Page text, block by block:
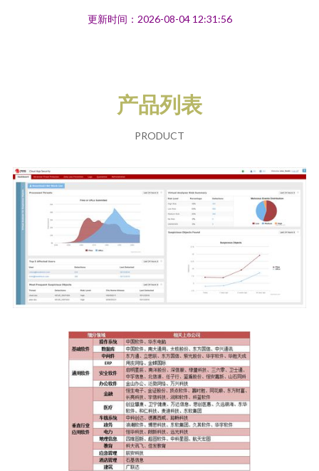
更新时间：2026-08-04 12:31:56
产品列表
PRODUCT